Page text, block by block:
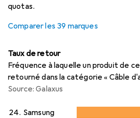
quotas.
Comparer les 39 marques
Taux de retour
Fréquence à laquelle un produit de
retourné dans la catégorie « Câble
Source: Galaxus
24. Samsung